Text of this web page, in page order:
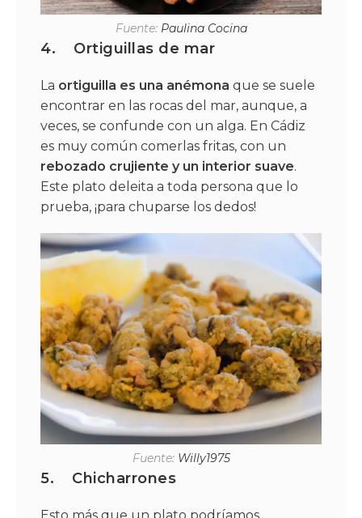
Fuente: Paulina Cocina
4. Ortiguillas de mar
La ortiguilla es una anémona que se suele
encontrar en las rocas del mar, aunque, a
veces, se confunde con un alga. En Cádiz
es muy común comerlas fritas, con un
rebozado crujiente y un interior suave.
Este plato deleita a toda persona que lo
prueba, ¡para chuparse los dedos!
Fuente: Willy1975
5. Chicharrones
Esto más que un plato podríamos